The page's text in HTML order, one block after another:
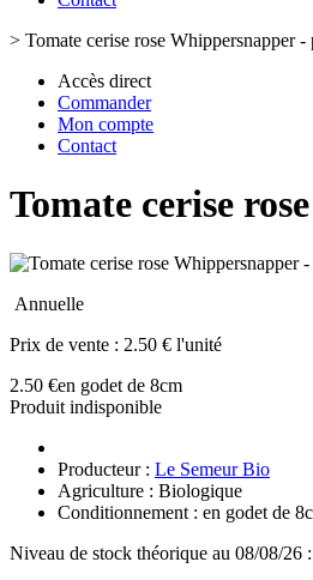
> Tomate cerise rose Whippersnapper -
Accès direct
Commander
Mon compte
Contact
Tomate cerise
Annuelle
Prix de vente : 2.50 € l'unité
2.50 €en godet de 8cm
Produit indisponible
Producteur : Le Semeur Bio
Agriculture : Biologique
Conditionnement : en godet de
Niveau de stock théorique au 08/08/26 :